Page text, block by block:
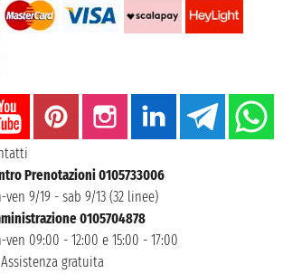
Prenotazioni 0105733006
ven 9/19 - sab 9/13 (32 linee)
0105704878
ven 09:00 - 12:00 e 15:00 - 17:00
Assistenza gratuita